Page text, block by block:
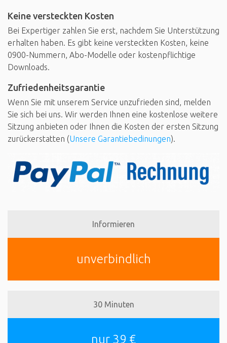
Keine versteckten Kosten
Bei Expertiger zahlen Sie erst, nachdem Sie Unterstützung
erhalten haben. Es gibt keine versteckten Kosten, keine
0900-Nummern, Abo-Modelle oder kostenpflichtige
Downloads.
Zufriedenheitsgarantie
Wenn Sie mit unserem Service unzufrieden sind, melden
Sie sich bei uns. Wir werden Ihnen eine kostenlose weitere
Sitzung anbieten oder Ihnen die Kosten der ersten Sitzung
zurückerstatten (Unsere Garantiebedinungen).
Informieren
unverbindlich
30 Minuten
nur 39 €